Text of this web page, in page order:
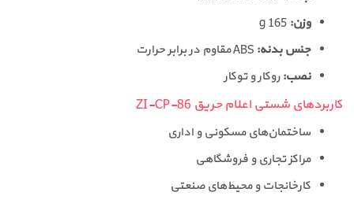
وزن:
جنس بدنه:
نصب:روکار و توکار
کاربردهای شستی اعلام حریق ZI-CP-86
ساختمان‌های مسکونی و اداری
مراکز تجاری و فروشگاهی
کارخانجات و محیط‌های صنعتی